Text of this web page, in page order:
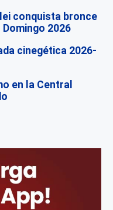
conquista bronce
2026
cinegética 2026-
en la Central